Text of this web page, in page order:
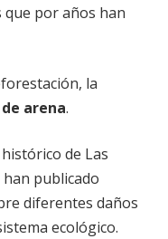
por años han
la
arena.
de Las
publicado
diferentes daños
ecológico.